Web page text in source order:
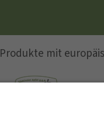
Produkte mit